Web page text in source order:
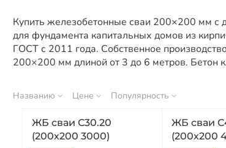
Уголок для обвязки свай
Швеллер для обвязки свай
Купить железобетонные сваи 200×200 мм с
для фундамента капитальных домов из
ГОСТ с 2011 года. Собственное
200×200 мм длиной от 3 до 6 метров. Бетон
Названию Цене Популярность
ЖБ сваи С30.20
(200х200 3000)
ЖБ сваи
(200х200